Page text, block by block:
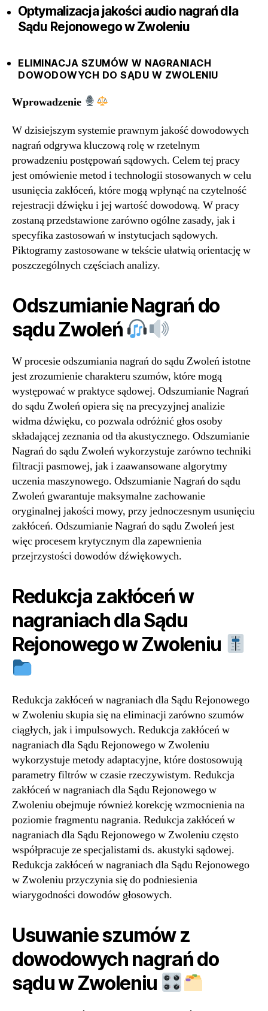
Optymalizacja jakości audio nagrań dla
Sądu Rejonowego w Zwoleniu
ELIMINACJA SZUMÓW W NAGRANIACH
DOWODOWYCH DO SĄDU W ZWOLENIU
Wprowadzenie
W dzisiejszym systemie prawnym jakość dowodowych
nagrań odgrywa kluczową rolę w rzetelnym
prowadzeniu postępowań sądowych. Celem tej pracy
jest omówienie metod i technologii stosowanych w celu
usunięcia zakłóceń, które mogą wpłynąć na czytelność
rejestracji dźwięku i jej wartość dowodową. W pracy
zostaną przedstawione zarówno ogólne zasady, jak i
specyfika zastosowań w instytucjach sądowych.
Piktogramy zastosowane w tekście ułatwią orientację w
poszczególnych częściach analizy.
Odszumianie Nagrań do
sądu Zwoleń
W procesie odszumiania nagrań do sądu Zwoleń istotne
jest zrozumienie charakteru szumów, które mogą
występować w praktyce sądowej. Odszumianie Nagrań
do sądu Zwoleń opiera się na precyzyjnej analizie
widma dźwięku, co pozwala odróżnić głos osoby
składającej zeznania od tła akustycznego. Odszumianie
Nagrań do sądu Zwoleń wykorzystuje zarówno techniki
filtracji pasmowej, jak i zaawansowane algorytmy
uczenia maszynowego. Odszumianie Nagrań do sądu
Zwoleń gwarantuje maksymalne zachowanie
oryginalnej jakości mowy, przy jednoczesnym usunięciu
zakłóceń. Odszumianie Nagrań do sądu Zwoleń jest
więc procesem krytycznym dla zapewnienia
przejrzystości dowodów dźwiękowych.
Redukcja zakłóceń w
nagraniach dla Sądu
Rejonowego w Zwoleniu
Redukcja zakłóceń w nagraniach dla Sądu Rejonowego
w Zwoleniu skupia się na eliminacji zarówno szumów
ciągłych, jak i impulsowych. Redukcja zakłóceń w
nagraniach dla Sądu Rejonowego w Zwoleniu
wykorzystuje metody adaptacyjne, które dostosowują
parametry filtrów w czasie rzeczywistym. Redukcja
zakłóceń w nagraniach dla Sądu Rejonowego w
Zwoleniu obejmuje również korekcję wzmocnienia na
poziomie fragmentu nagrania. Redukcja zakłóceń w
nagraniach dla Sądu Rejonowego w Zwoleniu często
współpracuje ze specjalistami ds. akustyki sądowej.
Redukcja zakłóceń w nagraniach dla Sądu Rejonowego
w Zwoleniu przyczynia się do podniesienia
wiarygodności dowodów głosowych.
Usuwanie szumów z
dowodowych nagrań do
sądu w Zwoleniu